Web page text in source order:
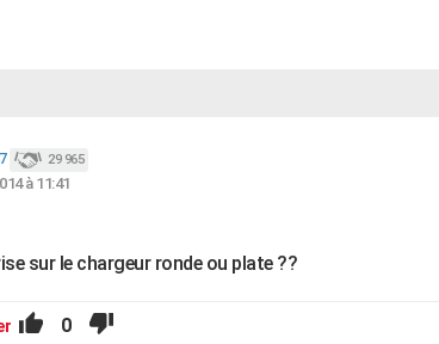
29 965
à 11:41
sur le chargeur ronde ou plate ??
0